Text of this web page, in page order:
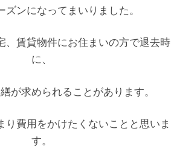
ズンになってまいりました。
、賃貸物件にお住まいの方で退去時
に、
が求められることがあります。
り費用をかけたくないことと思いま
す。